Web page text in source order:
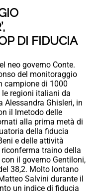
DI FIDUCIA
neo governo Conte.
del monitoraggio
campione di 1000
regioni italiani da
Alessandra Ghisleri, in
il lmetodo delle
alla prima metà di
della fiducia
e delle attività
traino della
il governo Gentiloni,
38,2. Molto lontano
Salvini durante il
un indice di fiducia